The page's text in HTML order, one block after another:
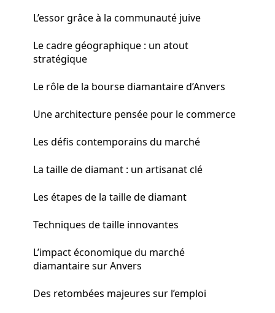
L’essor grâce à la communauté juive
Le cadre géographique : un atout
stratégique
Le rôle de la bourse diamantaire d’Anvers
Une architecture pensée pour le commerce
Les défis contemporains du marché
La taille de diamant : un artisanat clé
Les étapes de la taille de diamant
Techniques de taille innovantes
L’impact économique du marché
diamantaire sur Anvers
Des retombées majeures sur l’emploi